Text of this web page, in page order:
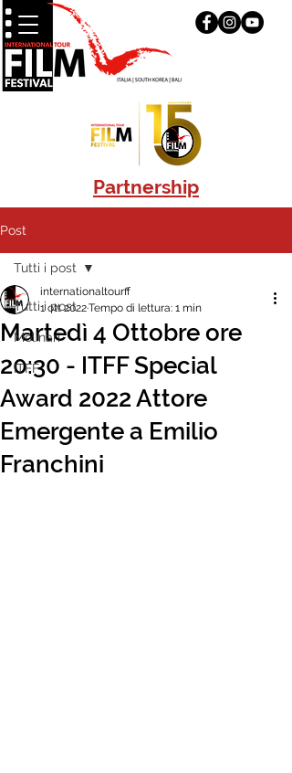
Partnership
Post
Tutti i post
Molinari
ITFF
Tutti i post
Martedì 4 Ottobre ore
20:30 - ITFF Special
Award 2022 Attore
Emergente a Emilio
Franchini
internationaltourff
1 ott 2022Tempo di lettura: 1 min